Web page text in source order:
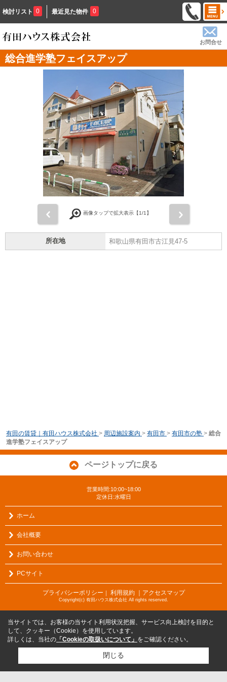
検討リスト 0 最近見た物件 0
お問合せ
総合進学塾フェイスアップ
画像タップで拡大表示【1/1】
所在地 和歌山県有田市古江見47-5
有田の賃貸｜有田ハウス株式会社 > 周辺施設案内 > 有田市 > 有田市の塾 > 総合
進学塾フェイスアップ
ページトップに戻る
営業時間:10:00~18:00
定休日:水曜日
ホーム
会社概要
お問い合わせ
PCサイト
プライバシーポリシー ｜ 利用規約 ｜アクセスマップ
Copyright(c) 有田ハウス株式会社 All rights reserved.
当サイトでは、お客様の当サイト利用状況把握、サービス向上検討を目的と
して、クッキー（Cookie）を使用しています。
詳しくは、当社の 「Cookieの取扱いについて」 をご確認ください。
閉じる